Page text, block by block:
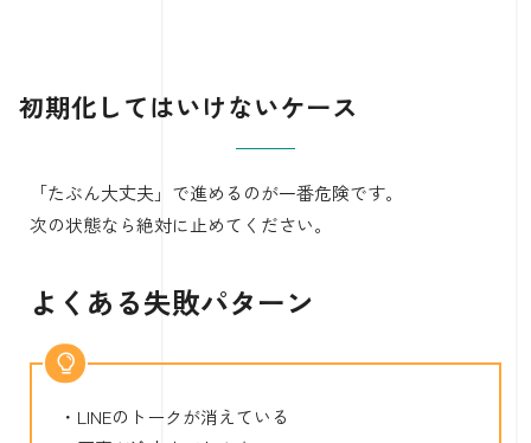
初期化してはいけないケース
「たぶん大丈夫」で進めるのが一番危険です。
次の状態なら絶対に止めてください。
よくある失敗パターン
・LINEのトークが消えている